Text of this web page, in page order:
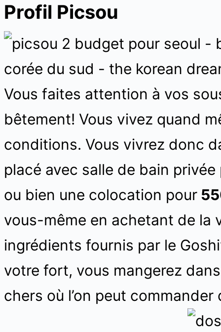
Profil Picsou
Vous faites attention à vos
bêtement! Vous vivez quand
conditions. Vous vivrez donc
placé avec salle de bain
ou bien une colocation pour
vous-même en achetant de la
ingrédients fournis par le
votre fort, vous mangerez
chers où l’on peut